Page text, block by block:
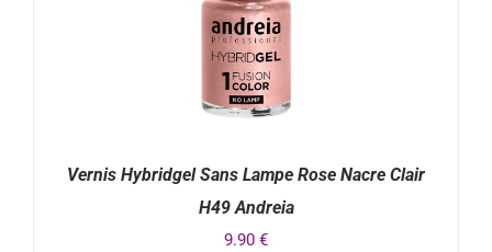
Vernis Hybridgel Sans Lampe Rose Nacre Clair
H49 Andreia
9.90 €